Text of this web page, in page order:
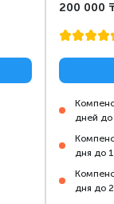
200 000
дней до
дня до
дня до